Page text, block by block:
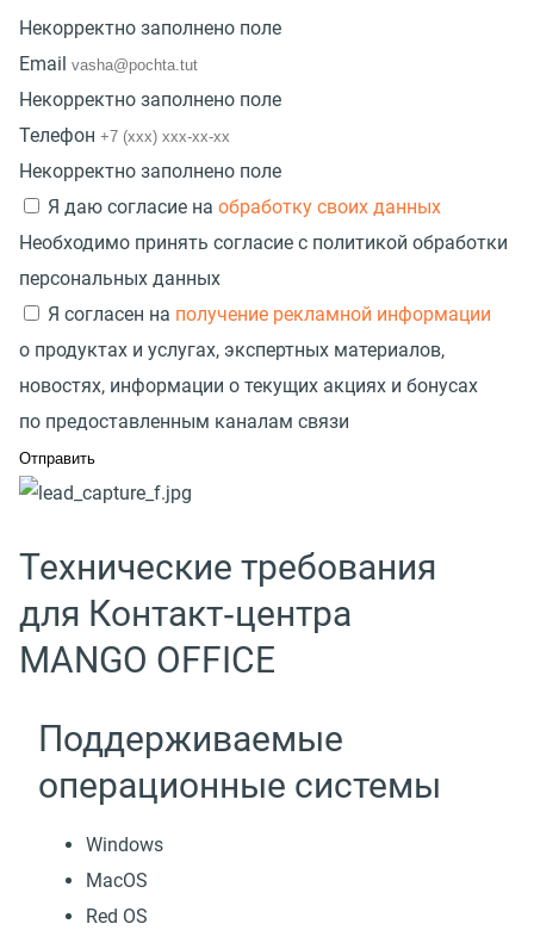
Некорректно заполнено поле
Email
Некорректно заполнено поле
Телефон
Некорректно заполнено поле
Я даю согласие на обработку своих данных
Необходимо принять согласие с политикой обработки
персональных данных
Я согласен на получение рекламной информации
о продуктах и услугах, экспертных материалов,
новостях, информации о текущих акциях и бонусах
по предоставленным каналам связи
Технические требования
для Контакт‑центра
MANGO OFFICE
Поддерживаемые
операционные системы
Windows
MacOS
Red OS